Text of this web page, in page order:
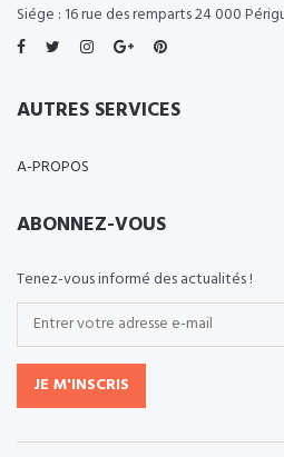
Siége : 16 rue des remparts 24 000
AUTRES SERVICES
A-PROPOS
ABONNEZ-VOUS
Tenez-vous informé des actualités !
JE M'INSCRIS